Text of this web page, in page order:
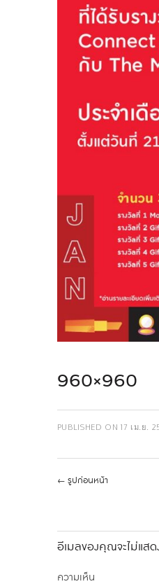
960×960
PUBLISHED ON 17 เม.ย.
← รูปก่อนหน้า
อีเมลของคุณจะไม่แส
ความเห็น